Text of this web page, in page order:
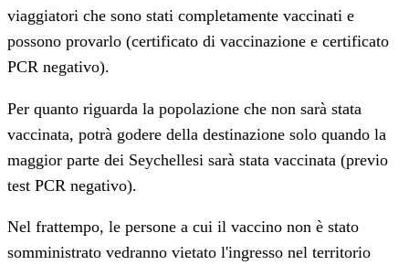
viaggiatori che sono stati completamente vaccinati e
possono provarlo (certificato di vaccinazione e certificato
PCR negativo).
Per quanto riguarda la popolazione che non sarà stata
vaccinata, potrà godere della destinazione solo quando la
maggior parte dei Seychellesi sarà stata vaccinata (previo
test PCR negativo).
Nel frattempo, le persone a cui il vaccino non è stato
somministrato vedranno vietato l'ingresso nel territorio